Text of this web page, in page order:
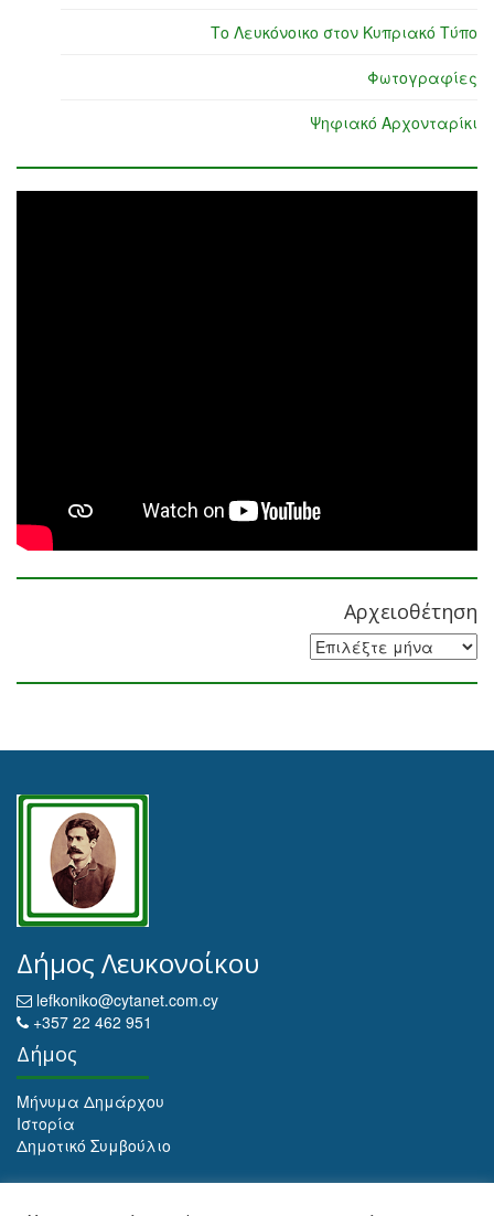
Το Λευκόνοικο στον Κυπριακό Τύπο
Φωτογραφίες
Ψηφιακό Αρχονταρίκι
Αρχειοθέτηση
Αρχειοθέτηση
Δήμος Λευκονοίκου
lefkoniko@cytanet.com.cy
+357 22 462 951
Δήμος
Μήνυμα Δημάρχου
Ιστορία
Δημοτικό Συμβούλιο